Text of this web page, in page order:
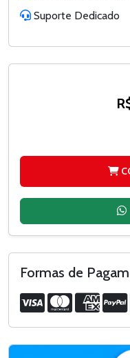
Suporte Dedicado
Formas de